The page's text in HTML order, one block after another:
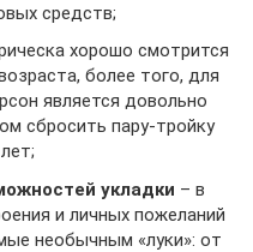
средств;
хорошо смотрится
более того, для
является довольно
сбросить пару-тройку
лет;
укладки – в
и личных пожеланий
необычным «луки»: от